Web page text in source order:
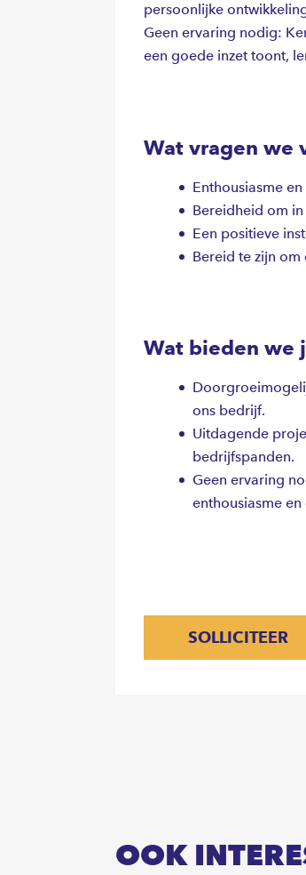
persoonlijke
Geen ervaring nodig:
een goede inzet toont,
Wat vragen we
Enthousiasme
Bereidheid om
Een positieve
Bereid te zijn om
Wat bieden we
ons bedrijf.
Uitdagende
bedrijfspanden.
Geen ervaring
enthousiasme
SOLLICITEER
OOK